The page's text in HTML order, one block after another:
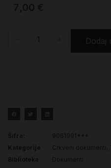
7,00 €
Dodaj
Šifra:
9061991***
Kategorije
Crkveni dokumenti
Biblioteka
Dokumenti